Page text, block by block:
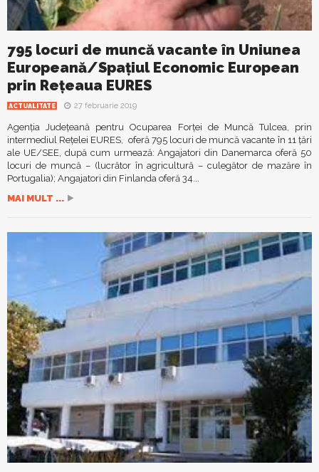
795 locuri de muncă vacante în Uniunea
Europeană/Spaţiul Economic European
prin Reţeaua EURES
ACTUALITATE 27 februarie 2019
Agenţia Judeţeană pentru Ocuparea Forţei de Muncă Tulcea, prin
intermediul Reţelei EURES, oferă 795 locuri de muncă vacante în 11 ţări
ale UE/SEE, după cum urmează: Angajatori din Danemarca oferă 50
locuri de muncă – (lucrător în agricultură – culegător de mazăre în
Portugalia); Angajatori din Finlanda oferă 34...
MAI MULT ...